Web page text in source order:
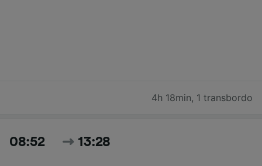
4h 18min, 1 transbordo
08:52 13:28